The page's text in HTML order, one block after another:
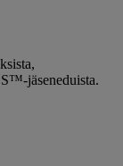
jäseneduista.